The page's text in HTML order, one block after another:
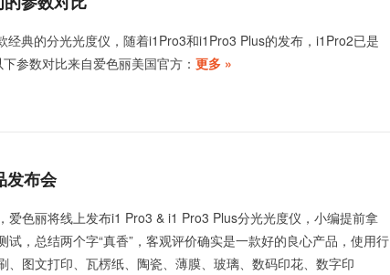
经典的分光光度仪，随着i1Pro3和i1Pro3 Plus的发布，i1Pro2已是
参数对比来自爱色丽美国官方： 更多 »
发布会
爱色丽将线上发布i1 Pro3 & i1 Pro3 Plus分光光度仪，小编提前拿
试，总结两个字“真香”，客观评价确实是一款好的良心产品，使用行
、图文打印、瓦楞纸、陶瓷、薄膜、玻璃、数码印花、数字印